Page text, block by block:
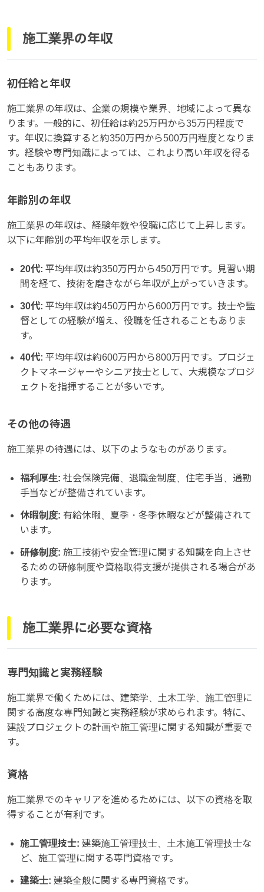
施工業界の年収
初任給と年収
施工業界の年収は、企業の規模や業界、地域によって異な
ります。一般的に、初任給は約25万円から35万円程度で
す。年収に換算すると約350万円から500万円程度となりま
す。経験や専門知識によっては、これより高い年収を得る
こともあります。
年齢別の年収
施工業界の年収は、経験年数や役職に応じて上昇します。
以下に年齢別の平均年収を示します。
20代: 平均年収は約350万円から450万円です。見習い期
間を経て、技術を磨きながら年収が上がっていきます。
30代: 平均年収は約450万円から600万円です。技士や監
督としての経験が増え、役職を任されることもありま
す。
40代: 平均年収は約600万円から800万円です。プロジェ
クトマネージャーやシニア技士として、大規模なプロジ
ェクトを指揮することが多いです。
その他の待遇
施工業界の待遇には、以下のようなものがあります。
福利厚生: 社会保険完備、退職金制度、住宅手当、通勤
手当などが整備されています。
休暇制度: 有給休暇、夏季・冬季休暇などが整備されて
います。
研修制度: 施工技術や安全管理に関する知識を向上させ
るための研修制度や資格取得支援が提供される場合があ
ります。
施工業界に必要な資格
専門知識と実務経験
施工業界で働くためには、建築学、土木工学、施工管理に
関する高度な専門知識と実務経験が求められます。特に、
建設プロジェクトの計画や施工管理に関する知識が重要で
す。
資格
施工業界でのキャリアを進めるためには、以下の資格を取
得することが有利です。
施工管理技士: 建築施工管理技士、土木施工管理技士な
ど、施工管理に関する専門資格です。
建築士: 建築全般に関する専門資格です。